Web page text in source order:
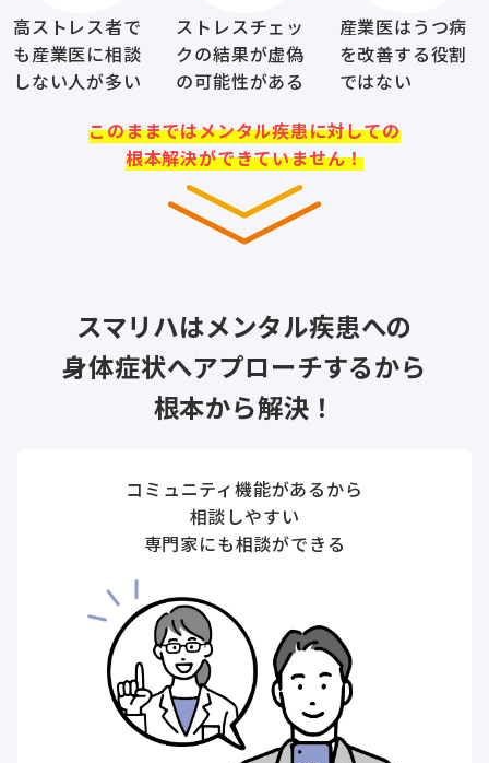
高ストレス者で
も産業医に相談
しない人が多い
ストレスチェッ
クの結果が虚偽
の可能性がある
産業医はうつ病
を改善する役割
ではない
このままではメンタル疾患に対しての
根本解決ができていません！
スマリハはメンタル疾患への
身体症状へアプローチするから
根本から解決！
コミュニティ機能があるから
相談しやすい
専門家にも相談ができる